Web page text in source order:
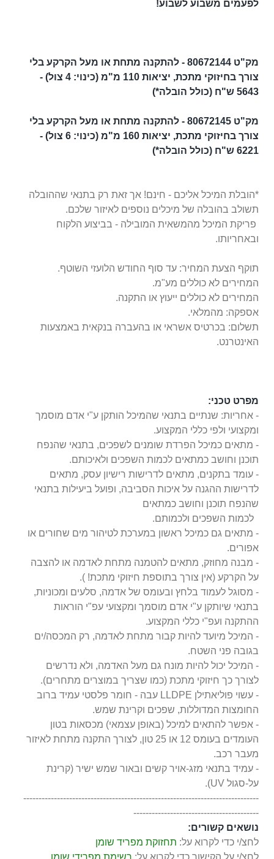
לפעמים משבוע לשבוע!
מק"ט 80672144 - להתקנה מתחת או מעל הקרקע בלי
צורך בחיזוקי מתכת, יציאות 110 מ"מ (כינוי: 4 צול) -
5643 ש"ח
(כולל הובלה*)
מק"ט 80672145 - להתקנה מתחת או מעל הקרקע בלי
צורך בחיזוקי מתכת, יציאות 160 מ"מ (כינוי: 6 צול) -
6221 ש"ח (כולל הובלה*)
*הובלת המיכל אליכם - חינם! אך זאת רק בתנאי שההובלה
תשולב בהובלה של מיכלים נוספים לאיזור שלכם.
פריקת המיכל מהמשאית המובילה - בביצוע הלקוח
ובאחריותו.
תוקף הצעת המחיר: עד סוף החודש הלועזי השוטף.
המחירים לא כוללים מע"מ.
המחירים לא כוללים ייעוץ או התקנה.
אספקה: מהמלאי.
תשלום: בכרטיס אשראי או בהעברה בנקאית באמצעות
האינטרנט.
מפרט טכני:
- אחריות: שנתיים בתנאי שהמיכל הותקן ע"י אדם מוסמך
ומקצועי ולפי כללי המקצוע.
- מתאים כמיכל הפרדת שומנים לשפכים, בתנאי שהנפח
תוכנן וחושב כמתאים לכמות השפכים ולאיכותם.
- עומד בתקנים, מתאים לדרישות רישיון עסק, מתאים
לדרישות ההגנה על איכות הסביבה, ופועל ביעילות בתנאי
שהנפח תוכנן וחושב כמתאים
לכמות השפכים ולכמותם.
- מתאים גם כמיכל ראשון במערכת לטיהור מים שחורים או
אפורים.
- מבנה מחוזק, מתאים להטמנה מתחת לאדמה או להצבה
על הקרקע (אין צורך בתוספת חיזוקי מתכת! ).
- מסוגל לעמוד בלחץ ובעומס של אדמה, סלעים ומכוניות,
בתנאי שיותקן ע"י אדם מוסמך ומקצועי עפ"י הוראות
ההתקנה ועפ"י כללי המקצוע.
- המיכל מיועד להיות קבור מתחת לאדמה, רק המכסה/ים
בגובה פני השטח.
- המיכל יכול להיות מונח גם מעל האדמה, ולא נדרשים
לצורך כך חיזוקי מתכת (כמו שצריך במוצרים מתחרים).
- עשוי פוליאתילן LLDPE עבה - חומר פלסטי עמיד ברוב
החומצות המדוללות, שפכים וקרינת שמש.
- אפשר להתאים למיכל (באופן עצמאי) מכסאות בטון
העומדים בעומס 12 או 25 טון, לצורך התקנה מתחת לאיזור
מעבר רכב.
- עמיד בתנאי מזג-אויר קשים ובאור שמש ישיר (קרינת
על-סגול UV).
-----------------------------------------------------------------------------
-----------------------------------------
נושאים קשורים:
לחצ/י כדי לקרוא על: תחזוקת מפריד שומן
לחצ/י על הקישור כדי לקרוא על: רשימת מפרידי שומן